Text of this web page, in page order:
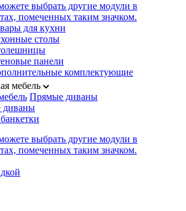
выбрать другие модули в
помеченных таким значком.
для кухни
столы
панели
комплектующие
мебель
Прямые диваны
диваны
выбрать другие модули в
помеченных таким значком.